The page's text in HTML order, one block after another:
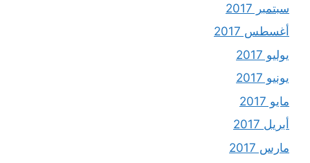
سبتمبر 2017
أغسطس 2017
يوليو 2017
يونيو 2017
مايو 2017
أبريل 2017
مارس 2017